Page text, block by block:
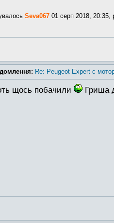
Seva067 01 серп 2018, 20:35,
Re: Peugeot Expert с
щось побачили Гриша